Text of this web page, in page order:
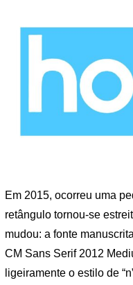
Em 2015, ocorreu uma
retângulo tornou-se
mudou: a fonte
CM Sans Serif 2012
ligeiramente o estilo de